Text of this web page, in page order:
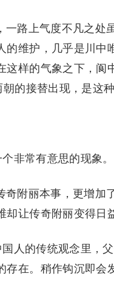
路上气度不凡之处
维护，几乎是川中
这样的气象之下，阆
的接替出现，是这
非常有意思的现象。
奇附丽本事，更增加
让传奇附丽变得日
人的传统观念里，
在。稍作钩沉即会